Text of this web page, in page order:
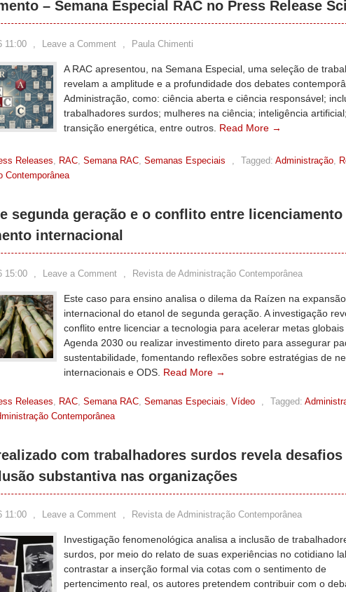
– Semana Especial RAC no Press Release
11:00 , Leave a Comment , Paula Chimenti
A RAC apresentou, na Semana Especial, uma seleção de
revelam a amplitude e a profundidade dos debates
Administração, como: ciência aberta e ciência responsável;
trabalhadores surdos; mulheres na ciência; inteligência artificial;
transição energética, entre outros. Read More →
Releases, RAC, Semana RAC, Semanas Especiais , Tagged: Administração,
Contemporânea
segunda geração e o conflito entre licenciamento
internacional
15:00 , Leave a Comment , Revista de Administração Contemporânea
Este caso para ensino analisa o dilema da Raízen na expansão
internacional do etanol de segunda geração. A investigação
conflito entre licenciar a tecnologia para acelerar metas globais
Agenda 2030 ou realizar investimento direto para assegurar
sustentabilidade, fomentando reflexões sobre estratégias de
internacionais e ODS. Read More →
Releases, RAC, Semana RAC, Semanas Especiais, Vídeo , Tagged:
Contemporânea
com trabalhadores surdos revela desafios
substantiva nas organizações
11:00 , Leave a Comment , Revista de Administração Contemporânea
Investigação fenomenológica analisa a inclusão de
surdos, por meio do relato de suas experiências no cotidiano
contrastar a inserção formal via cotas com o sentimento de
pertencimento real, os autores pretendem contribuir com o